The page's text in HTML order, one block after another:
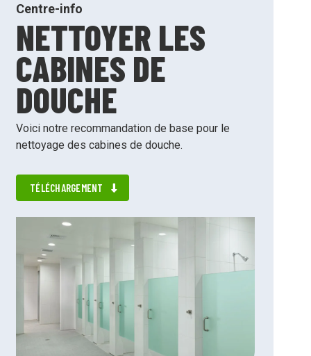
Centre-info
NETTOYER LES
CABINES DE
DOUCHE
Voici notre recommandation de base pour le
nettoyage des cabines de douche.
TÉLÉCHARGEMENT